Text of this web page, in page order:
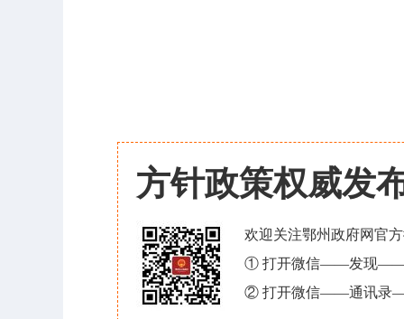
方针政策权威发
欢迎关注鄂州政府网官
① 打开微信——发现——
② 打开微信——通讯录